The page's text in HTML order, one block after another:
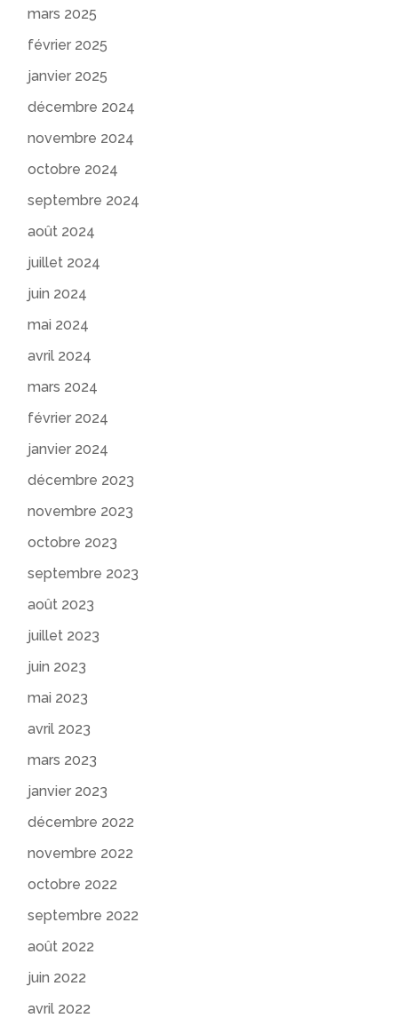
mars 2025
février 2025
janvier 2025
décembre 2024
novembre 2024
octobre 2024
septembre 2024
août 2024
juillet 2024
juin 2024
mai 2024
avril 2024
mars 2024
février 2024
janvier 2024
décembre 2023
novembre 2023
octobre 2023
septembre 2023
août 2023
juillet 2023
juin 2023
mai 2023
avril 2023
mars 2023
janvier 2023
décembre 2022
novembre 2022
octobre 2022
septembre 2022
août 2022
juin 2022
avril 2022